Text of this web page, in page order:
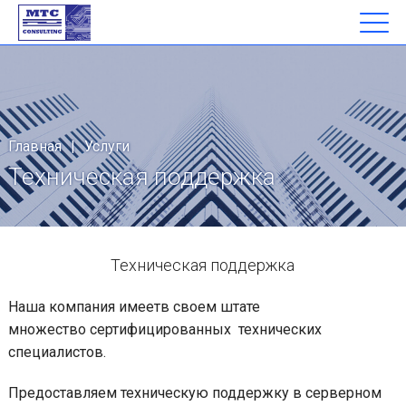
Главная | Услуги
Техническая поддержка
Техническая поддержка
Наша компания имеетв своем штате
множество сертифицированных технических
специалистов.
Предоставляем техническую поддержку в серверном